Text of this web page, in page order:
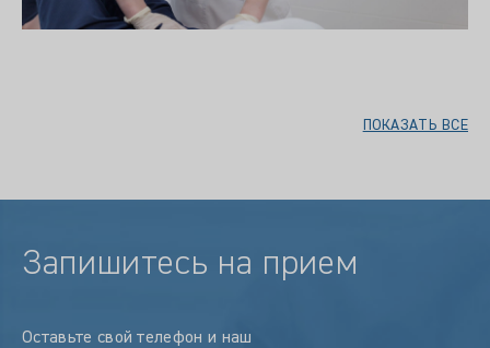
ПОКАЗАТЬ ВСЕ
Запишитесь на прием
Оставьте свой телефон и наш